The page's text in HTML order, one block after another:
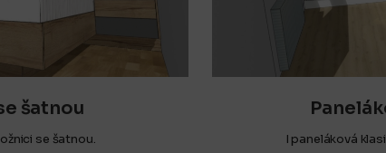
šatnou
se šatnou. I paneláková